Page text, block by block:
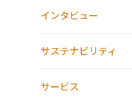
インタビュー
サステナビリティ
サービス